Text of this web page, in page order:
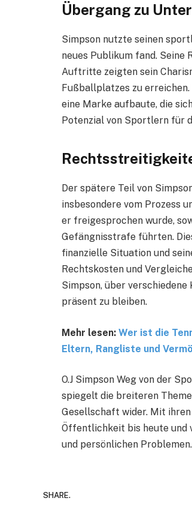
Übergang zu
Simpson nutzte seinen
neues Publikum fand. Seine
Auftritte zeigten sein
Fußballplatzes zu
eine Marke aufbaute, die
Potenzial von Sportlern für
Der spätere Teil von
insbesondere vom Prozess
er freigesprochen wurde,
Gefängnisstrafe führten.
finanzielle Situation und
Rechtskosten und
Simpson, über
präsent zu bleiben.
Mehr lesen: Wer ist die
Eltern, Rangliste und
O.J Simpson Weg von der
spiegelt die breiteren
Gesellschaft wider. Mit
Öffentlichkeit bis heute und
und persönlichen Problemen.
SHARE.